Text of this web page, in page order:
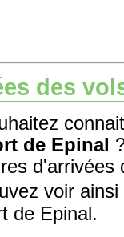
des
de Epinal
d'arrivées
voir
de Epinal.